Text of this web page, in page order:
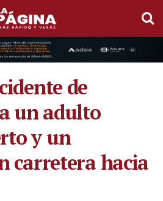
de
un adulto
y un
carretera hacia